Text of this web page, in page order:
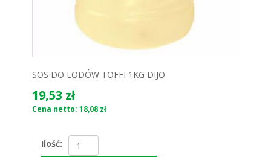
SOS DO LODÓW TOFFI 1KG DIJO
19,53 zł
Cena netto: 18,08 zł
Ilość: